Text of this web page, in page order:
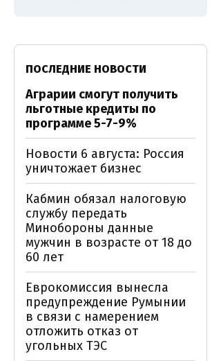
ПОСЛЕДНИЕ НОВОСТИ
Аграрии смогут получить
льготные кредиты по
программе 5-7-9%
Новости 6 августа: Россия
уничтожает бизнес
Кабмин обязал налоговую
службу передать
Минобороны данные
мужчин в возрасте от 18 до
60 лет
Еврокомиссия вынесла
предупреждение Румынии
в связи с намерением
отложить отказ от
угольных ТЭС